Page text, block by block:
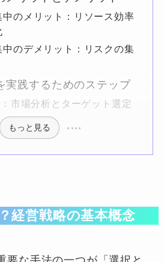
中のメリット：リソース効率
中のデメリット：リスクの集
実践するためのステップ
市場分析とターゲット選定
もっと見る
経営戦略の基本概念